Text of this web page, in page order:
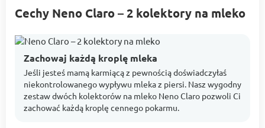
Cechy Neno Claro – 2 kolektory na mleko
Zachowaj każdą kroplę mleka
Jeśli jesteś mamą karmiącą z pewnością doświadczyłaś
niekontrolowanego wypływu mleka z piersi. Nasz wygodny
zestaw dwóch kolektorów na mleko Neno Claro pozwoli Ci
zachować każdą kroplę cennego pokarmu.